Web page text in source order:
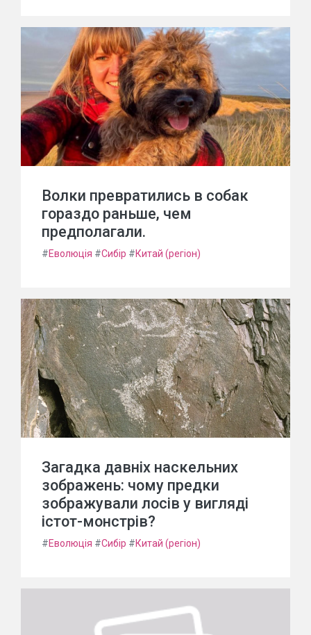
Волки превратились в собак
гораздо раньше, чем
предполагали.
#Еволюція #Сибір #Китай (регіон)
Загадка давніх наскельних
зображень: чому предки
зображували лосів у вигляді
істот-монстрів?
#Еволюція #Сибір #Китай (регіон)